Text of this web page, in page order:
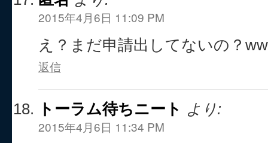
2015年4月6日 11:09 PM
え？まだ申請出してないの？
返信
トーラム待ちニート より:
2015年4月6日 11:34 PM